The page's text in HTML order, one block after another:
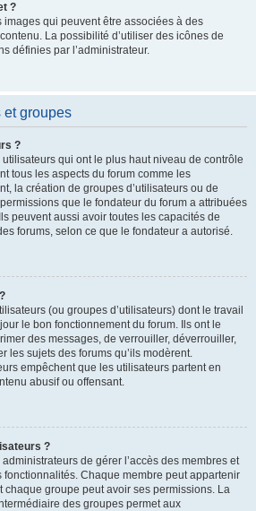
?
images qui peuvent être associées à des
La possibilité d’utiliser des icônes de
définies par l’administrateur.
et groupes
?
qui ont le plus haut niveau de contrôle
tous les aspects du forum comme les
la création de groupes d’utilisateurs ou de
que le fondateur du forum a attribuées
peuvent aussi avoir toutes les capacités de
forums, selon ce que le fondateur a autorisé.
(ou groupes d’utilisateurs) dont le travail
le bon fonctionnement du forum. Ils ont le
des messages, de verrouiller, déverrouiller,
les sujets des forums qu’ils modèrent.
empêchent que les utilisateurs partent en
abusif ou offensant.
?
de gérer l’accès des membres et
fonctionnalités. Chaque membre peut appartenir
chaque groupe peut avoir ses permissions. La
des groupes permet aux